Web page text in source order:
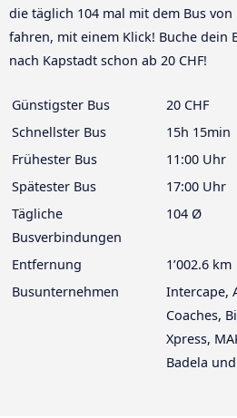
die täglich 104 mal mit dem Bus
fahren, mit einem Klick! Buche dein
nach Kapstadt schon ab 20 CHF!
Günstigster Bus
20 CHF
Schnellster Bus
15h 15min
Frühester Bus
11:00 Uhr
Spätester Bus
17:00 Uhr
Tägliche
Busverbindungen
104 Ø
Entfernung
1’002.6 km
Busunternehmen
Intercape,
Coaches,
Xpress,
Badela